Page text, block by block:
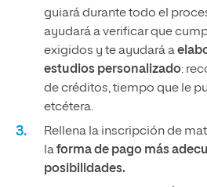
guiará durante todo el
ayudará a verificar que
exigidos y te ayudará a
estudios personalizado:
de créditos, tiempo que le
etcétera.
Rellena la inscripción de
laforma de pago más
posibilidades.